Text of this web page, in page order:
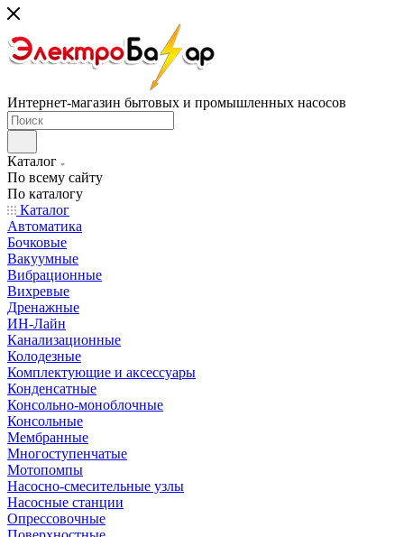
Интернет-магазин бытовых и промышленных насосов
Каталог
По всему сайту
По каталогу
Каталог
Автоматика
Бочковые
Вакуумные
Вибрационные
Вихревые
Дренажные
ИН-Лайн
Канализационные
Колодезные
Комплектующие и аксессуары
Конденсатные
Консольно-моноблочные
Консольные
Мембранные
Многоступенчатые
Мотопомпы
Насосно-смесительные узлы
Насосные станции
Опрессовочные